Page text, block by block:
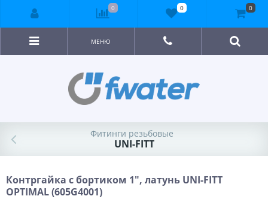
МЕНЮ
Фитинги резьбовые
UNI-FITT
Контргайка с бортиком 1", латунь UNI-FITT
OPTIMAL (605G4001)
0 0 0